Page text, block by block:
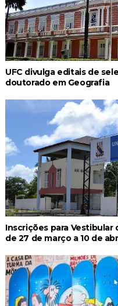
UFC divulga editais de
doutorado em Geografia
Inscrições para
de 27 de março a 10 de